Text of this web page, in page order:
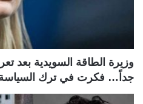
وزيرة الطاقة السويدية بعد
جداً… فكرت في ترك